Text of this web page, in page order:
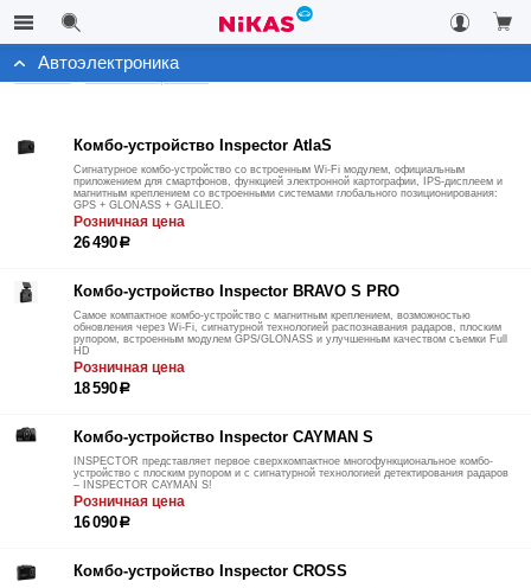
Автоэлектроника
Автоэлектроника
Комбо-устройство Inspector AtlaS
Сигнатурное комбо-устройство со встроенным Wi-Fi модулем, официальным
приложением для смартфонов, функцией электронной картографии, IPS-дисплеем и
магнитным креплением со встроенными системами глобального позиционирования:
GPS + GLONASS + GALILEO.
Розничная цена
26 490р
Комбо-устройство Inspector BRAVO S PRO
Самое компактное комбо-устройство с магнитным креплением, возможностью
обновления через Wi-Fi, сигнатурной технологией распознавания радаров, плоским
рупором, встроенным модулем GPS/GLONASS и улучшенным качеством съемки Full
HD
Розничная цена
18 590р
Комбо-устройство Inspector CAYMAN S
INSPECTOR представляет первое сверхкомпактное многофункциональное комбо-
устройство с плоским рупором и с сигнатурной технологией детектирования радаров
– INSPECTOR CAYMAN S!
Розничная цена
16 090р
Комбо-устройство Inspector CROSS